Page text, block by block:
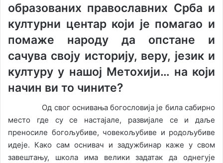
образованих православних Срба и
културни центар који је помагао и
помаже народу да опстане и
сачува своју историју, веру, језик и
културу у нашој Метохији… на који
начин ви то чините?
Од свог оснивања богословија је била сабирно
место где су се настајале, развијале се и даље
преносиле богољубиве, човекољубиве и родољубиве
идеје. Како сам оснивач и задужбинар каже у свом
завештању, школа има велики задатак да однегује